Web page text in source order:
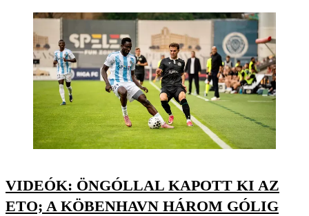
VIDEÓK: ÖNGÓLLAL KAPOTT KI AZ
ETO; A KÖBENHAVN HÁROM GÓLIG